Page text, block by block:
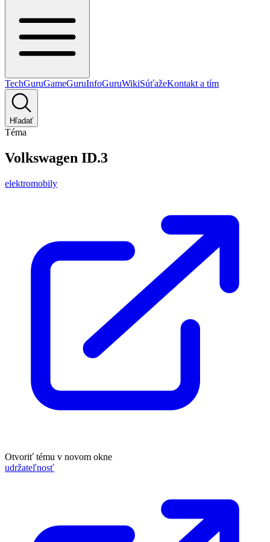
TechGuruGameGuruInfoGuruWikiSúťažeKontakt a tím
Hľadať
Téma
Volkswagen ID.3
elektromobily
Otvoriť tému v novom okne
udržateľnosť